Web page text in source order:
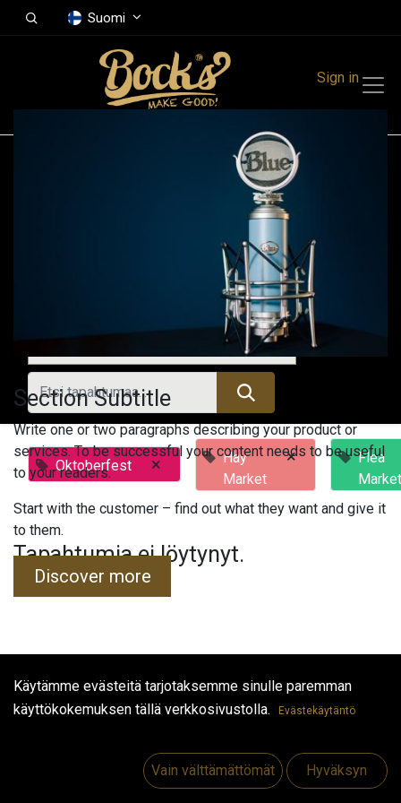
Suomi
Sign in
Menneet tapahtumat
Oktoberfest ×
Hay
Market
×
Flea
Tapahtumia ei löytynyt.
Hyödyllisiä linkkejä
Section Subtitle
Write one or two paragraphs describing your product or
services. To be successful your content needs to be useful
to your readers.
Start with the customer – find out what they want and give it
to them.
Discover more
Käytämme evästeitä tarjotaksemme sinulle paremman
käyttökokemuksen tällä verkkosivustolla.
Evästekäytäntö
Vain välttämättömät Hyväksyn